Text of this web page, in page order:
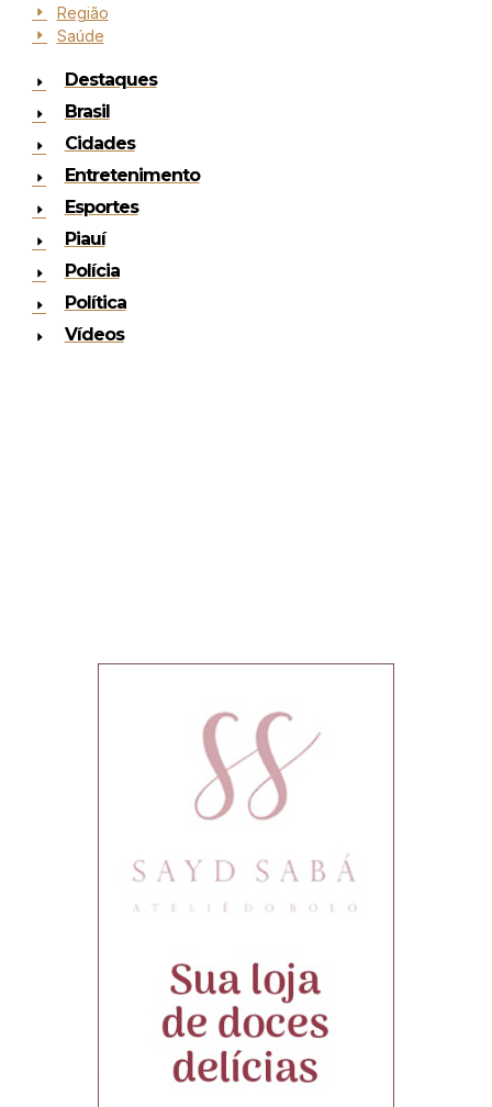
Região
Saúde
Destaques
Brasil
Cidades
Entretenimento
Esportes
Piauí
Polícia
Política
Vídeos